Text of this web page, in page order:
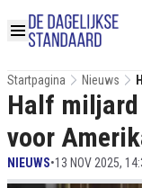
Startpagina Nieuws
Half
voor
NIEUWS•13 NOV 2025,